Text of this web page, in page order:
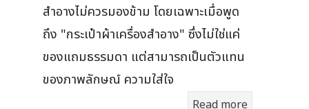
สำอางไม่ควรมองข้าม โดยเฉพาะเมื่อพูด
ถึง "กระเป๋าผ้าเครื่องสำอาง" ซึ่งไม่ใช่แค่
ของแถมธรรมดา แต่สามารถเป็นตัวแทน
ของภาพลักษณ์ ความใส่ใจ
Read more